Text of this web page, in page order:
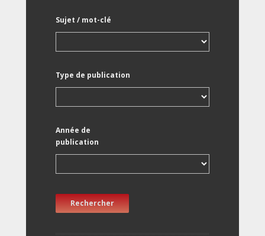
Sujet / mot-clé
Type de publication
Année de
publication
Rechercher